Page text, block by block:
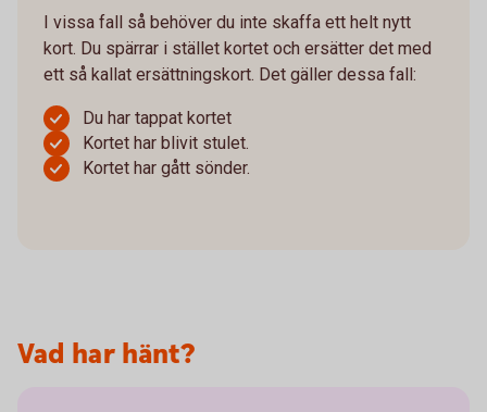
I vissa fall så behöver du inte skaffa ett helt nytt
kort. Du spärrar i stället kortet och ersätter det med
ett så kallat ersättningskort. Det gäller dessa fall:
Du har tappat kortet
Kortet har blivit stulet.
Kortet har gått sönder.
Vad har hänt?